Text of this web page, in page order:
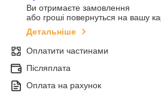
Ви отримаєте замовлення
або гроші повернуться на вашу
Детальніше
Оплатити частинами
Післяплата
Оплата на рахунок